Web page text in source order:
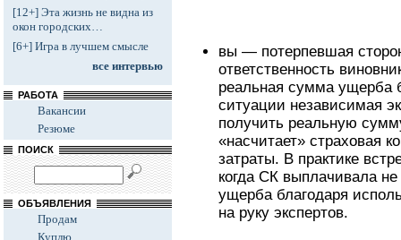
[12+] Эта жизнь не видна из
окон городских…
[6+] Игра в лучшем смысле
все интервью
РАБОТА
Вакансии
Резюме
ПОИСК
ОБЪЯВЛЕНИЯ
Продам
Куплю
вы — потерпевшая
ответственность
реальная сумма ущерба
ситуации независимая
получить реальную
«насчитает» страховая
затраты. В практике
когда СК выплачивала
ущерба благодаря
на руку экспертов.